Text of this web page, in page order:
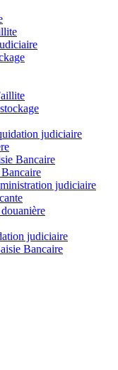
judiciaire
Bancaire
judiciaire
judiciaire
Bancaire